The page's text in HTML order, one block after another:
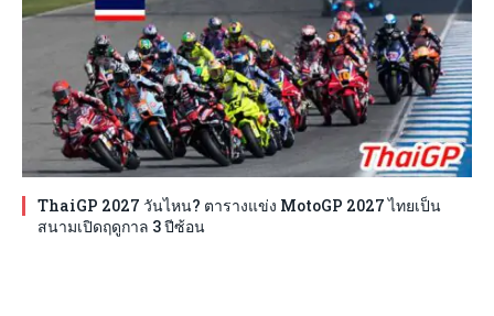
ThaiGP 2027 วันไหน? ตารางแข่ง MotoGP 2027 ไทยเป็น
สนามเปิดฤดูกาล 3 ปีซ้อน